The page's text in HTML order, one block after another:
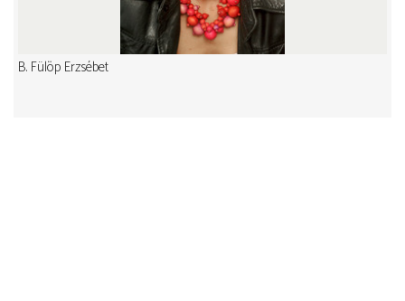
B. Fülöp Erzsébet